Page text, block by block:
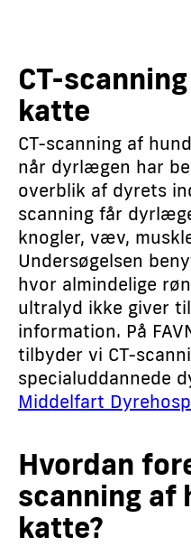
CT-
katte
CT-scanning af
når dyrlægen har
overblik af dyrets
scanning får
knogler, væv,
Undersøgelsen
hvor almindelige
ultralyd ikke giver
information. På
tilbyder vi CT-
specialuddannede
Middelfart
Hvordan
scanning af
katte?